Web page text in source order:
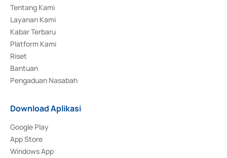
Tentang Kami
Layanan Kami
Kabar Terbaru
Platform Kami
Riset
Bantuan
Pengaduan Nasabah
Download Aplikasi
Google Play
App Store
Windows App